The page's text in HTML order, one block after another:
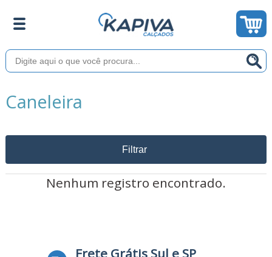
Caneleira
Filtrar
Nenhum registro encontrado.
Frete Grátis Sul e SP